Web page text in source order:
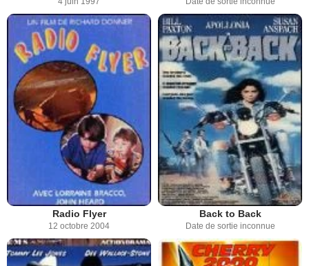
Radio Flyer
12 octobre 2004
Back to Back
Date de sortie inconnue